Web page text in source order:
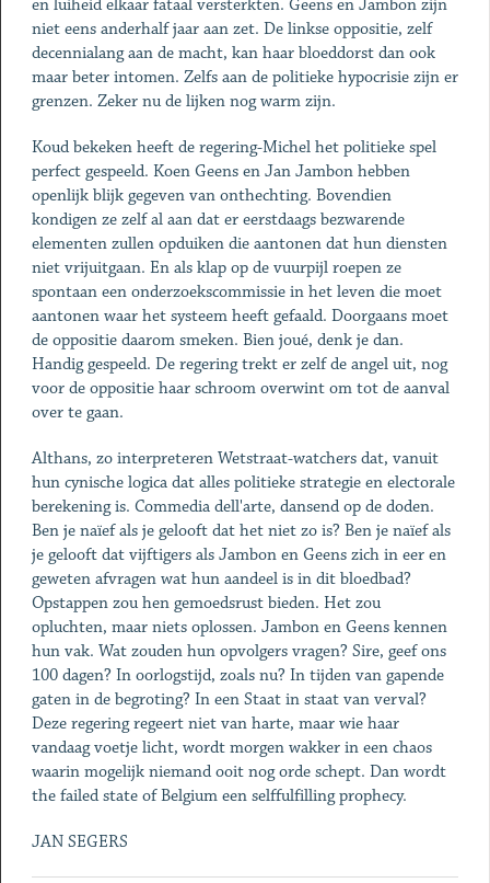
en luiheid elkaar fataal versterkten. Geens en Jambon zijn
niet eens anderhalf jaar aan zet. De linkse oppositie, zelf
decennialang aan de macht, kan haar bloeddorst dan ook
maar beter intomen. Zelfs aan de politieke hypocrisie zijn er
grenzen. Zeker nu de lijken nog warm zijn.
Koud bekeken heeft de regering-Michel het politieke spel
perfect gespeeld. Koen Geens en Jan Jambon hebben
openlijk blijk gegeven van onthechting. Bovendien
kondigen ze zelf al aan dat er eerstdaags bezwarende
elementen zullen opduiken die aantonen dat hun diensten
niet vrijuitgaan. En als klap op de vuurpijl roepen ze
spontaan een onderzoekscommissie in het leven die moet
aantonen waar het systeem heeft gefaald. Doorgaans moet
de oppositie daarom smeken. Bien joué, denk je dan.
Handig gespeeld. De regering trekt er zelf de angel uit, nog
voor de oppositie haar schroom overwint om tot de aanval
over te gaan.
Althans, zo interpreteren Wetstraat-watchers dat, vanuit
hun cynische logica dat alles politieke strategie en electorale
berekening is. Commedia dell'arte, dansend op de doden.
Ben je naïef als je gelooft dat het niet zo is? Ben je naïef als
je gelooft dat vijftigers als Jambon en Geens zich in eer en
geweten afvragen wat hun aandeel is in dit bloedbad?
Opstappen zou hen gemoedsrust bieden. Het zou
opluchten, maar niets oplossen. Jambon en Geens kennen
hun vak. Wat zouden hun opvolgers vragen? Sire, geef ons
100 dagen? In oorlogstijd, zoals nu? In tijden van gapende
gaten in de begroting? In een Staat in staat van verval?
Deze regering regeert niet van harte, maar wie haar
vandaag voetje licht, wordt morgen wakker in een chaos
waarin mogelijk niemand ooit nog orde schept. Dan wordt
the failed state of Belgium een selffulfilling prophecy.
JAN SEGERS